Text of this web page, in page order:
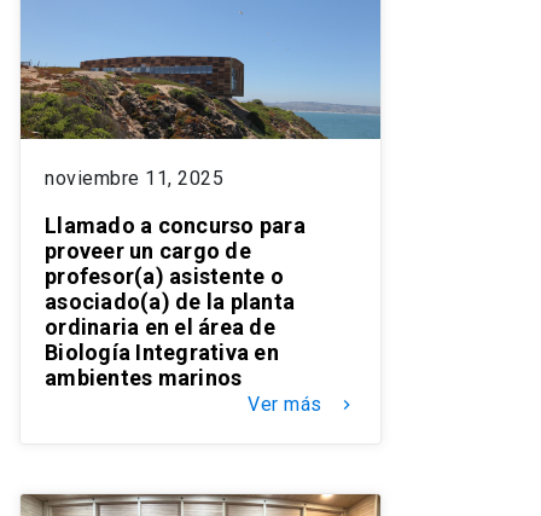
noviembre 11, 2025
Llamado a concurso para
proveer un cargo de
profesor(a) asistente o
asociado(a) de la planta
ordinaria en el área de
Biología Integrativa en
ambientes marinos
Ver más keyboard_arrow_right